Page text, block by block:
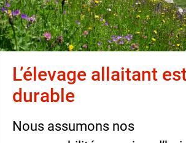
L’élevage allaitant
durable
Nous assumons nos